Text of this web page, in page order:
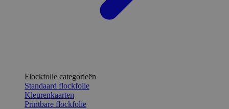
Flockfolie categorieën
Standaard flockfolie
Kleurenkaarten
Printbare flockfolie